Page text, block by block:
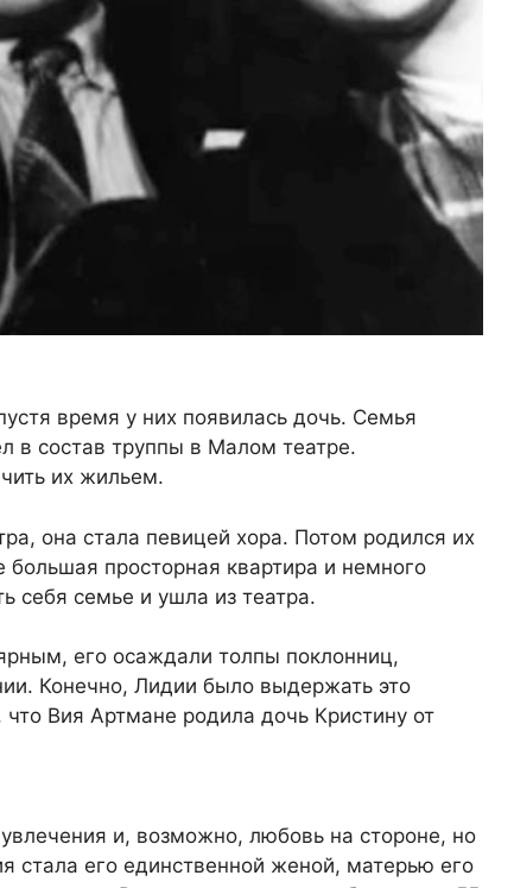
время у них появилась дочь. Семья
в состав труппы в Малом театре.
их жильем.
она стала певицей хора. Потом родился их
просторная квартира и немного
себя семье и ушла из театра.
его осаждали толпы поклонниц,
Конечно, Лидии было выдержать это
Вия Артмане родила дочь Кристину от
и, возможно, любовь на стороне, но
стала его единственной женой, матерью его